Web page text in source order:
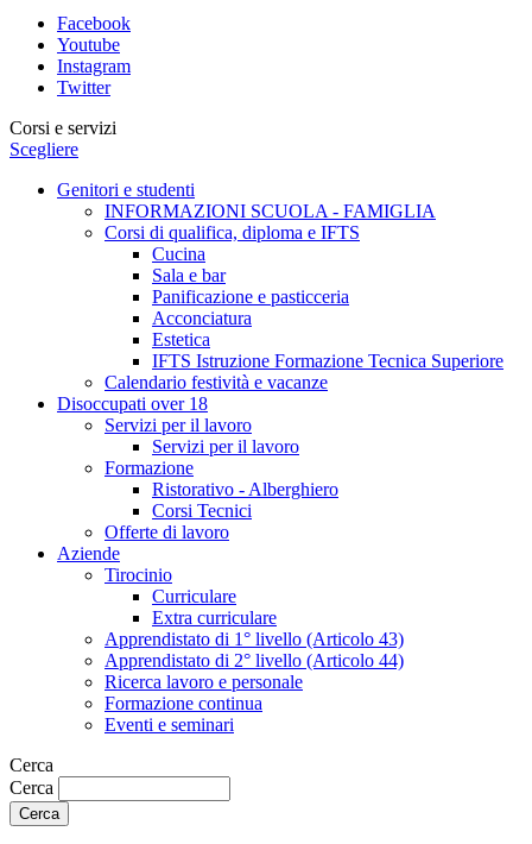
Facebook
Youtube
Instagram
Twitter
Corsi e servizi
Scegliere
Genitori e studenti
INFORMAZIONI SCUOLA - FAMIGLIA
Corsi di qualifica, diploma e IFTS
Cucina
Sala e bar
Panificazione e pasticceria
Acconciatura
Estetica
IFTS Istruzione Formazione Tecnica Superiore
Calendario festività e vacanze
Disoccupati over 18
Servizi per il lavoro
Servizi per il lavoro
Formazione
Ristorativo - Alberghiero
Corsi Tecnici
Offerte di lavoro
Aziende
Tirocinio
Curriculare
Extra curriculare
Apprendistato di 1° livello (Articolo 43)
Apprendistato di 2° livello (Articolo 44)
Ricerca lavoro e personale
Formazione continua
Eventi e seminari
Cerca
Cerca